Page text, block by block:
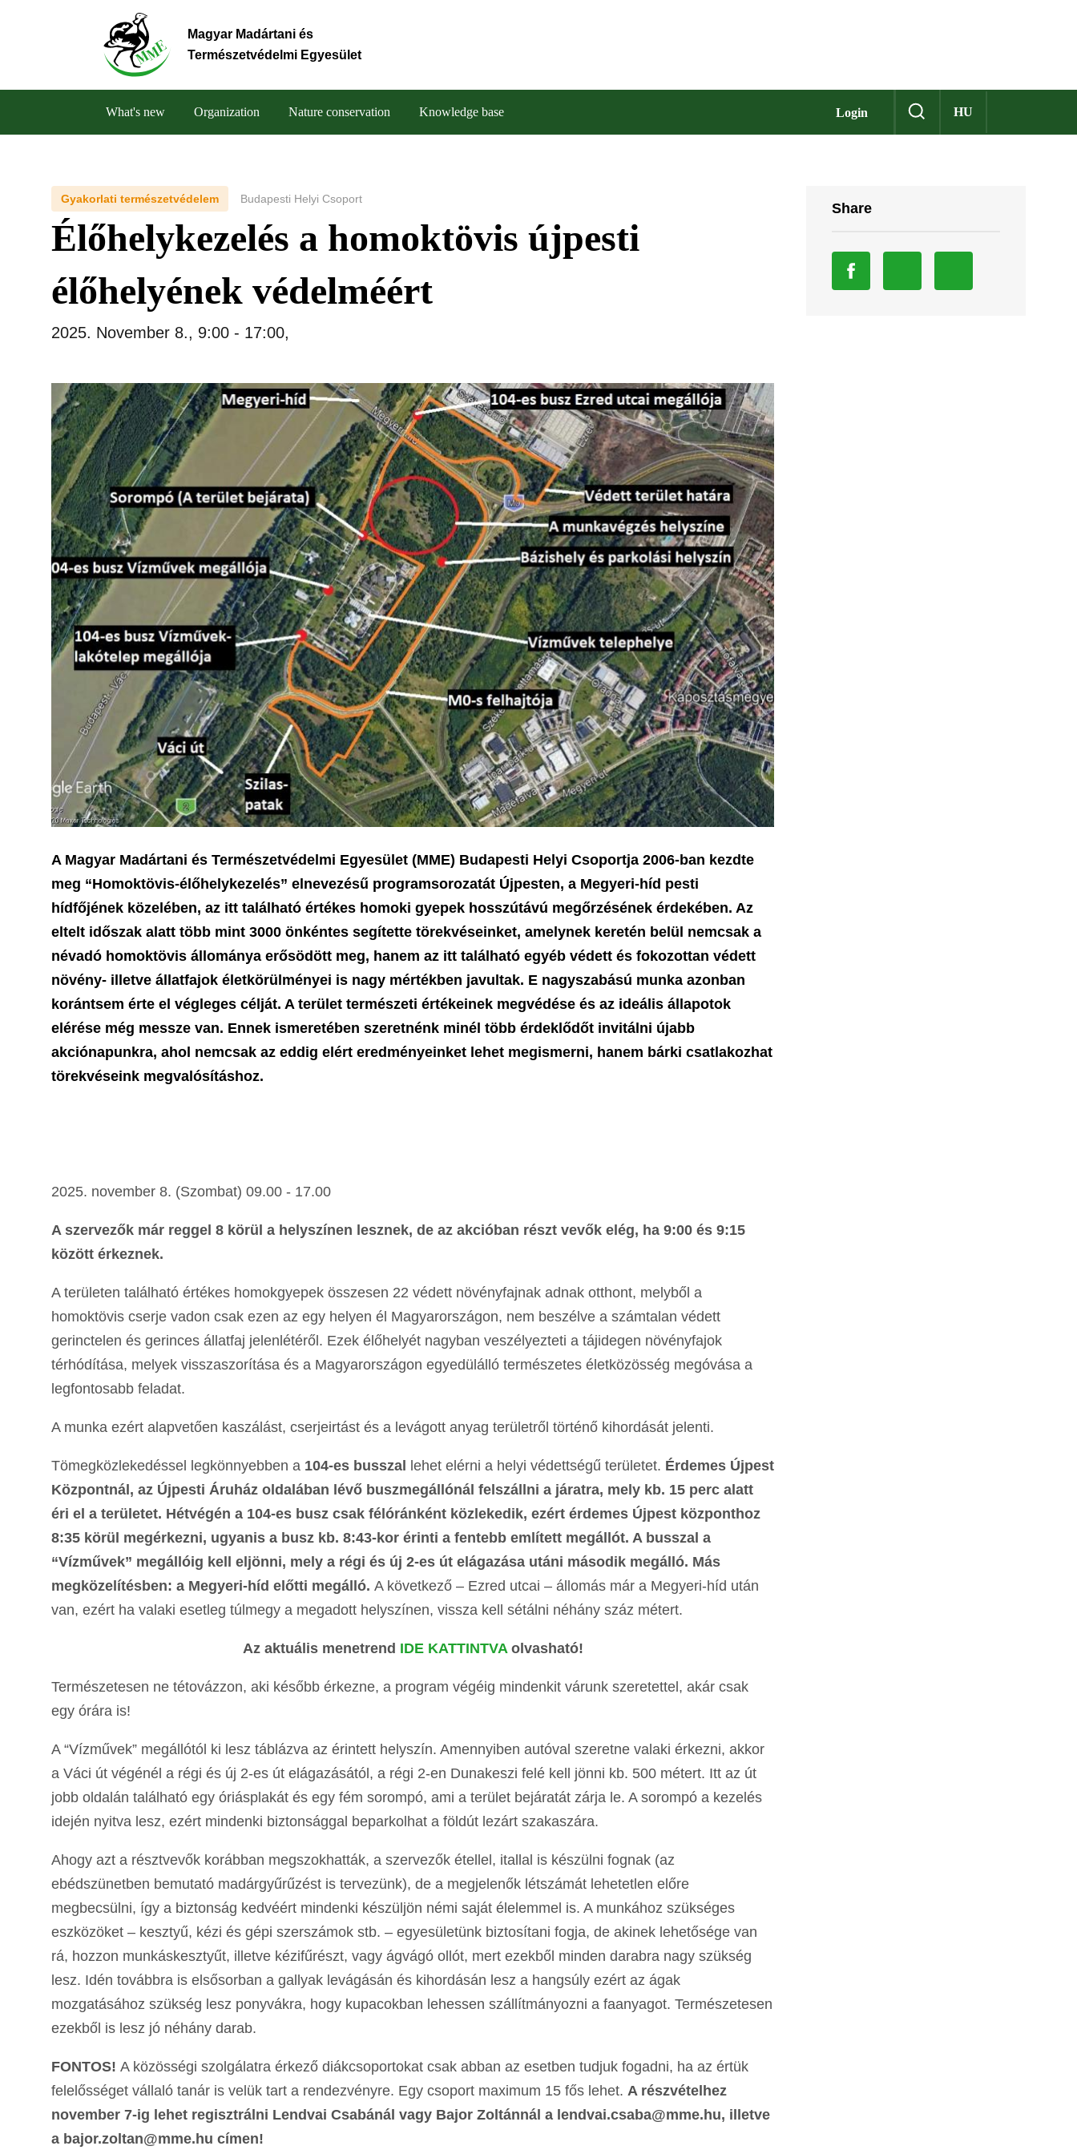
Magyar Madártani és
Természetvédelmi Egyesület
Login HU
navigation
What's new Organization Nature conservation Knowledge base
Gyakorlati természetvédelem Budapesti Helyi Csoport
Élőhelykezelés a homoktövis újpesti
élőhelyének védelméért
2025. November 8., 9:00 - 17:00,
A Magyar Madártani és Természetvédelmi Egyesület (MME) Budapesti Helyi Csoportja 2006-ban kezdte
meg “Homoktövis-élőhelykezelés” elnevezésű programsorozatát Újpesten, a Megyeri-híd pesti
hídfőjének közelében, az itt található értékes homoki gyepek hosszútávú megőrzésének érdekében. Az
eltelt időszak alatt több mint 3000 önkéntes segítette törekvéseinket, amelynek keretén belül nemcsak a
névadó homoktövis állománya erősödött meg, hanem az itt található egyéb védett és fokozottan védett
növény- illetve állatfajok életkörülményei is nagy mértékben javultak. E nagyszabású munka azonban
korántsem érte el végleges célját. A terület természeti értékeinek megvédése és az ideális állapotok
elérése még messze van. Ennek ismeretében szeretnénk minél több érdeklődőt invitálni újabb
akciónapunkra, ahol nemcsak az eddig elért eredményeinket lehet megismerni, hanem bárki csatlakozhat
törekvéseink megvalósításhoz.
2025. november 8. (Szombat) 09.00 - 17.00
A szervezők már reggel 8 körül a helyszínen lesznek, de az akcióban részt vevők elég, ha 9:00 és 9:15
között érkeznek.
A területen található értékes homokgyepek összesen 22 védett növényfajnak adnak otthont, melyből a
homoktövis cserje vadon csak ezen az egy helyen él Magyarországon, nem beszélve a számtalan védett
gerinctelen és gerinces állatfaj jelenlétéről. Ezek élőhelyét nagyban veszélyezteti a tájidegen növényfajok
térhódítása, melyek visszaszorítása és a Magyarországon egyedülálló természetes életközösség megóvása a
legfontosabb feladat.
A munka ezért alapvetően kaszálást, cserjeirtást és a levágott anyag területről történő kihordását jelenti.
Tömegközlekedéssel legkönnyebben a 104-es busszal lehet elérni a helyi védettségű területet. Érdemes Újpest
Központnál, az Újpesti Áruház oldalában lévő buszmegállónál felszállni a járatra, mely kb. 15 perc alatt
éri el a területet. Hétvégén a 104-es busz csak félóránként közlekedik, ezért érdemes Újpest központhoz
8:35 körül megérkezni, ugyanis a busz kb. 8:43-kor érinti a fentebb említett megállót. A busszal a
“Vízművek” megállóig kell eljönni, mely a régi és új 2-es út elágazása utáni második megálló. Más
megközelítésben: a Megyeri-híd előtti megálló. A következő – Ezred utcai – állomás már a Megyeri-híd után
van, ezért ha valaki esetleg túlmegy a megadott helyszínen, vissza kell sétálni néhány száz métert.
Az aktuális menetrend IDE KATTINTVAolvasható!
Természetesen ne tétovázzon, aki később érkezne, a program végéig mindenkit várunk szeretettel, akár csak
egy órára is!
A “Vízművek” megállótól ki lesz táblázva az érintett helyszín. Amennyiben autóval szeretne valaki érkezni, akkor
a Váci út végénél a régi és új 2-es út elágazásától, a régi 2-en Dunakeszi felé kell jönni kb. 500 métert. Itt az út
jobb oldalán található egy óriásplakát és egy fém sorompó, ami a terület bejáratát zárja le. A sorompó a kezelés
idején nyitva lesz, ezért mindenki biztonsággal beparkolhat a földút lezárt szakaszára.
Ahogy azt a résztvevők korábban megszokhatták, a szervezők étellel, itallal is készülni fognak (az
ebédszünetben bemutató madárgyűrűzést is tervezünk), de a megjelenők létszámát lehetetlen előre
megbecsülni, így a biztonság kedvéért mindenki készüljön némi saját élelemmel is. A munkához szükséges
eszközöket – kesztyű, kézi és gépi szerszámok stb. – egyesületünk biztosítani fogja, de akinek lehetősége van
rá, hozzon munkáskesztyűt, illetve kézifűrészt, vagy ágvágó ollót, mert ezekből minden darabra nagy szükség
lesz. Idén továbbra is elsősorban a gallyak levágásán és kihordásán lesz a hangsúly ezért az ágak
mozgatásához szükség lesz ponyvákra, hogy kupacokban lehessen szállítmányozni a faanyagot. Természetesen
ezekből is lesz jó néhány darab.
FONTOS! A közösségi szolgálatra érkező diákcsoportokat csak abban az esetben tudjuk fogadni, ha az értük
felelősséget vállaló tanár is velük tart a rendezvényre. Egy csoport maximum 15 fős lehet. A részvételhez
november 7-ig lehet regisztrálni Lendvai Csabánál vagy Bajor Zoltánnál a lendvai.csaba@mme.hu, illetve
a bajor.zoltan@mme.hu címen!
Share